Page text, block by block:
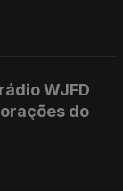
WJFD
do